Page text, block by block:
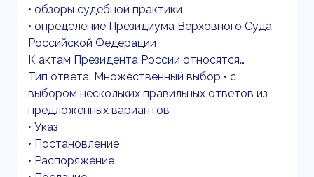
• обзоры судебной практики
• определение Президиума Верховного Суда
Российской Федерации
К актам Президента России относятся…
Тип ответа: Множественный выбор • с
выбором нескольких правильных ответов из
предложенных вариантов
• Указ
• Постановление
• Распоряжение